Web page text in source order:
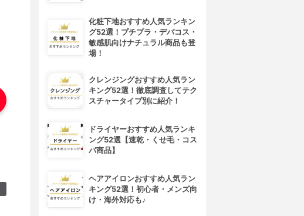
化粧下地おすすめ人気ランキン
グ52選！プチプラ・デパコス・
敏感肌向けナチュラル商品も登
場！
クレンジングおすすめ人気ラン
キング52選！徹底調査してテク
スチャータイプ別に紹介！
ドライヤーおすすめ人気ランキ
ング52選【速乾・くせ毛・コス
パ商品】
ヘアアイロンおすすめ人気ラン
キング52選！初心者・メンズ向
け・海外対応も♪